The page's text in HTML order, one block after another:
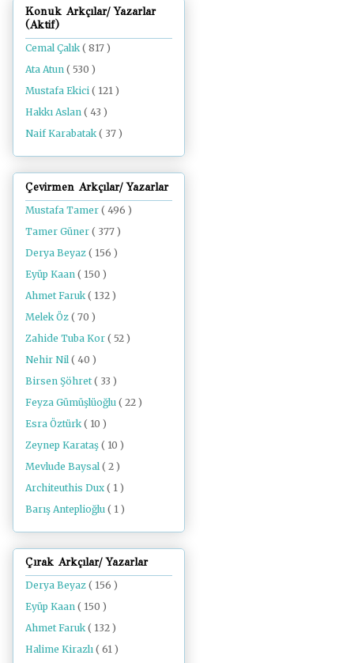
Konuk Arkçılar/ Yazarlar
(Aktif)
Cemal Çalık( 817 )
Ata Atun ( 530 )
Mustafa Ekici ( 121 )
Hakkı Aslan ( 43 )
Naif Karabatak( 37 )
Çevirmen Arkçılar/ Yazarlar
Mustafa Tamer ( 496 )
Tamer Güner ( 377 )
Derya Beyaz ( 156 )
Eyüp Kaan ( 150 )
Ahmet Faruk ( 132 )
Melek Öz ( 70 )
Zahide Tuba Kor ( 52 )
Nehir Nil ( 40 )
Birsen Şöhret ( 33 )
Feyza Gümüşlüoğlu ( 22 )
Esra Öztürk ( 10 )
Zeynep Karataş ( 10 )
Mevlude Baysal ( 2 )
Architeuthis Dux ( 1 )
Barış Anteplioğlu ( 1 )
Çırak Arkçılar/ Yazarlar
Derya Beyaz ( 156 )
Eyüp Kaan ( 150 )
Ahmet Faruk ( 132 )
Halime Kirazlı ( 61 )